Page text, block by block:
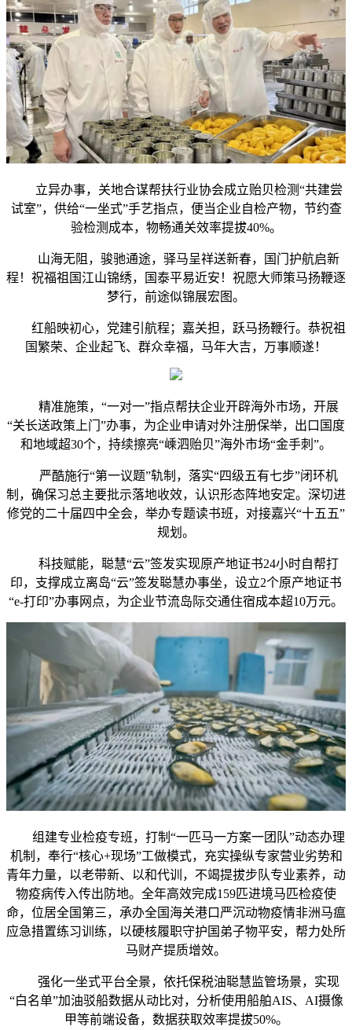
立异办事，关地合谋帮扶行业协会成立贻贝检测“共建尝
试室”，供给“一坐式”手艺指点，便当企业自检产物，节约查
验检测成本，物畅通关效率提拔40%。
山海无阻，骏驰通途，驿马呈祥送新春，国门护航启新
程！祝福祖国江山锦绣，国泰平易近安！祝愿大师策马扬鞭逐
梦行，前途似锦展宏图。
红船映初心，党建引航程；嘉关担，跃马扬鞭行。恭祝祖
国繁荣、企业起飞、群众幸福，马年大吉，万事顺遂！
精准施策，“一对一”指点帮扶企业开辟海外市场，开展
“关长送政策上门”办事，为企业申请对外注册保举，出口国度
和地域超30个，持续擦亮“嵊泗贻贝”海外市场“金手刺”。
严酷施行“第一议题”轨制，落实“四级五有七步”闭环机
制，确保习总主要批示落地收效，认识形态阵地安定。深切进
修党的二十届四中全会，举办专题读书班，对接嘉兴“十五五”
规划。
科技赋能，聪慧“云”签发实现原产地证书24小时自帮打
印，支撑成立离岛“云”签发聪慧办事坐，设立2个原产地证书
“e-打印”办事网点，为企业节流岛际交通住宿成本超10万元。
组建专业检疫专班，打制“一匹马一方案一团队”动态办理
机制，奉行“核心+现场”工做模式，充实操纵专家营业劣势和
青年力量，以老带新、以和代训，不竭提拔步队专业素养，动
物疫病传入传出防地。全年高效完成159匹进境马匹检疫使
命，位居全国第三，承办全国海关港口严沉动物疫情非洲马瘟
应急措置练习训练，以硬核履职守护国弟子物平安，帮力处所
马财产提质增效。
强化一坐式平台全景，依托保税油聪慧监管场景，实现
“白名单”加油驳船数据从动比对，分析使用船舶AIS、AI摄像
甲等前端设备，数据获取效率提拔50%。